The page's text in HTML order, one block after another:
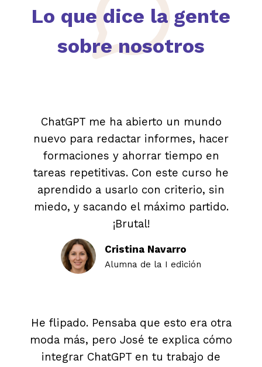
Lo que dice la gente
sobre nosotros
ChatGPT me ha abierto un mundo
nuevo para redactar informes, hacer
formaciones y ahorrar tiempo en
tareas repetitivas. Con este curso he
aprendido a usarlo con criterio, sin
miedo, y sacando el máximo partido.
¡Brutal!
Cristina Navarro
Alumna de la I edición
He flipado. Pensaba que esto era otra
moda más, pero José te explica cómo
integrar ChatGPT en tu trabajo de